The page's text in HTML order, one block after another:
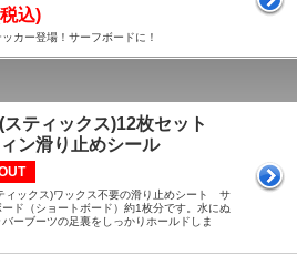
込)
カー登場！サーフボードに！
スティックス)12枚セット
ン滑り止めシール
ィックス)ワックス不要の滑り止めシート サ
ード（ショートボード）約1枚分です。水にぬ
ーブーツの足裏をしっかりホールドしま